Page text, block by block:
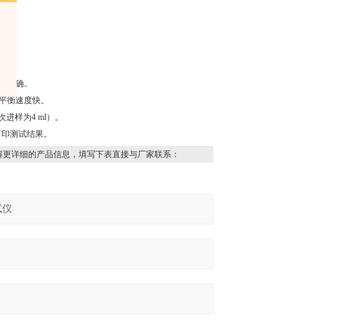
准确。
衡速度快。
样为4 ml）。
测试结果。
详细的产品信息，填写下表直接与厂家联系：